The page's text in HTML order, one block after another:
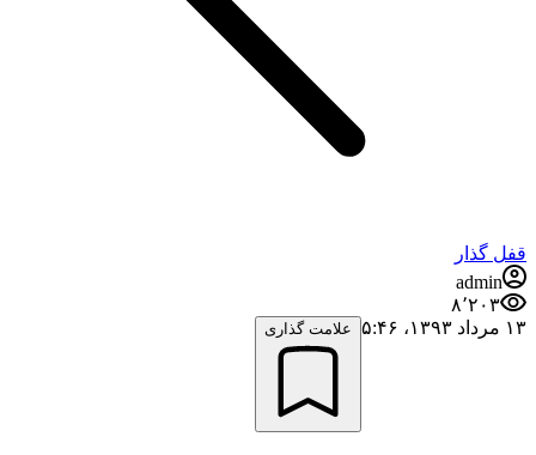
قفل گذار
admin
۸٬۲۰۳
۱۳ مرداد ۱۳۹۳،‏ ۵:۴۶
علامت گذاری